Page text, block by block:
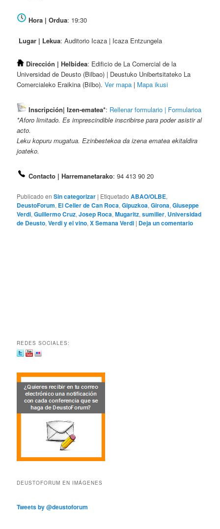
Hora | Ordua: 19:30
Lugar | Lekua: Auditorio Icaza | Icaza Entzungela
Dirección | Helbidea: Edificio de La Comercial de la
Universidad de Deusto (Bilbao) | Deustuko Unibertsitateko La
Comercialeko Eraikina (Bilbo).Ver mapa | Mapa ikusi
Inscripción| Izen-ematea*: Rellenar formulario | Formularioa
*Aforo limitado. Es imprescindible inscribirse para poder asistir al
acto.
Leku kopuru mugatua. Ezinbestekoa da izena ematea ekitaldira
joateko.
Contacto | Harremanetarako: 94 413 90 20
Publicado en Sin categorizar | Etiquetado ABAO/OLBE,
DeustoForum, El Celler de Can Roca,Gipuzkoa,Girona,Giuseppe
Verdi,Guillermo Cruz,Josep Roca,Mugaritz,sumiller, Universidad
de Deusto,Verdi y el vino,X Semana Verdi | Deja un comentario
REDES SOCIALES:
DEUSTOFORUM EN IMÁGENES
Tweets by @deustoforum